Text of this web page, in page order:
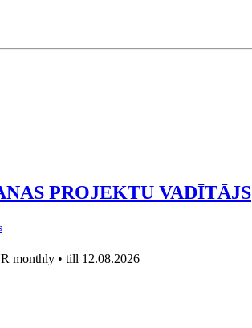
PROJEKTU VADĪTĀJS
monthly • till 12.08.2026